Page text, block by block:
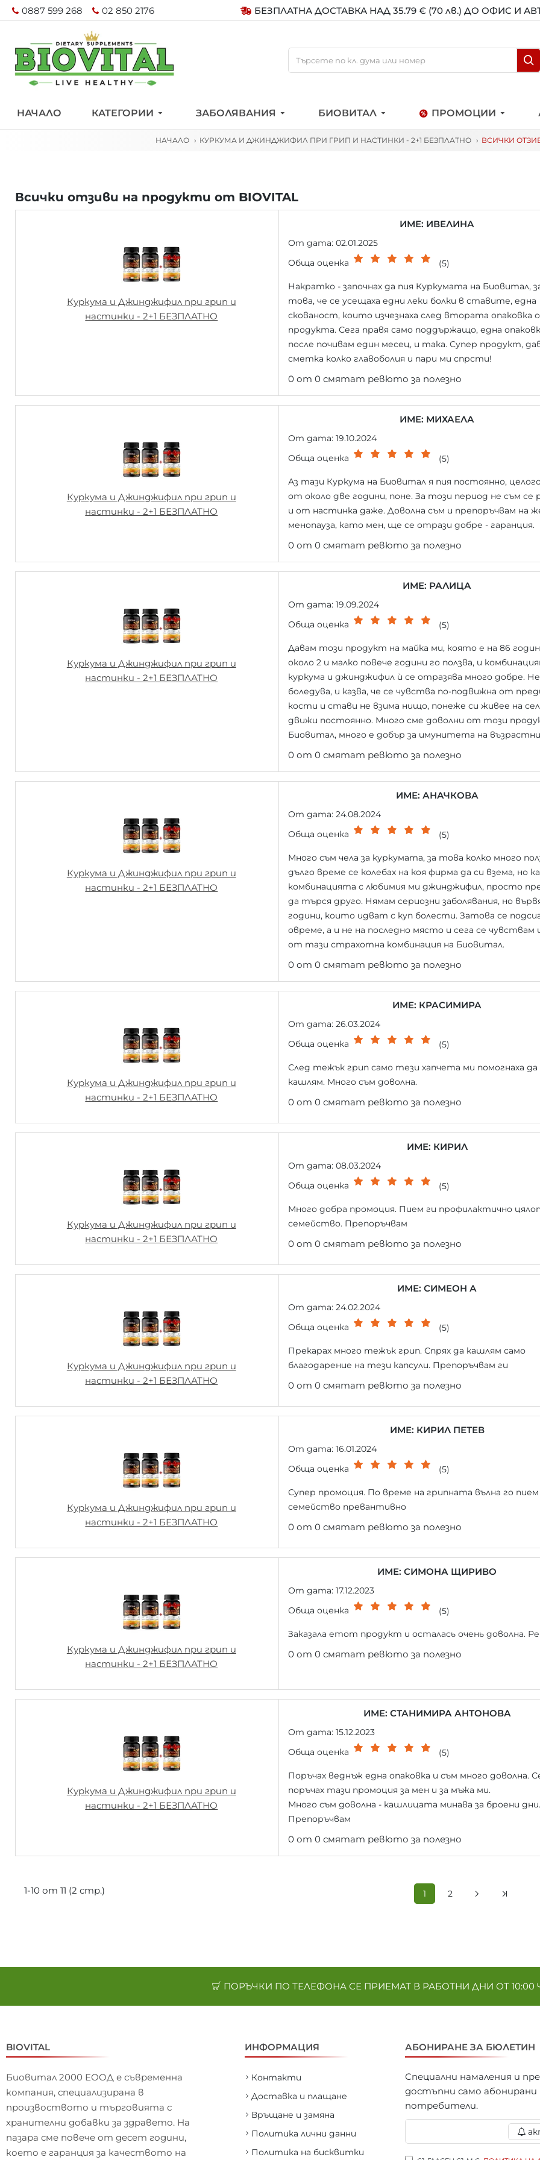
0887 599 268 02 850 2176 БЕЗПЛАТНА ДОСТАВКА НАД 35.79 € (70 лв.) ДО ОФИС И
НАЧАЛО КАТЕГОРИИ ЗАБОЛЯВАНИЯ БИОВИТАЛ ПРОМОЦИИ
НАЧАЛО КУРКУМА И ДЖИНДЖИФИЛ ПРИ ГРИП И НАСТИНКИ - 2+1 БЕЗПЛАТНО ВСИЧКИ
Всички отзиви на продукти от BIOVITAL
Куркума и Джинджифил при грип и
настинки - 2+1 БЕЗПЛАТНО
ИМЕ: ИВЕЛИНА
От дата: 02.01.2025
Обща оценка
(5)
Накратко - започнах да пия Куркумата на Биовитал,
това, че се усещаха едни леки болки в ставите, една
скованост, които изчезнаха след втората опаковка
продукта. Сега правя само поддържащо, една
после почивам един месец, и така. Супер продукт,
сметка колко главоболия и пари ми спрсти!
0 от 0 смятат ревюто за полезно
Куркума и Джинджифил при грип и
настинки - 2+1 БЕЗПЛАТНО
ИМЕ: МИХАЕЛА
От дата: 19.10.2024
Обща оценка
(5)
Аз тази Куркума на Биовитал я пия постоянно,
от около две години, поне. За този период не съм се
и от настинка даже. Доволна съм и препоръчвам на
менопауза, като мен, ще се отрази добре - гаранция.
0 от 0 смятат ревюто за полезно
Куркума и Джинджифил при грип и
настинки - 2+1 БЕЗПЛАТНО
ИМЕ: РАЛИЦА
От дата: 19.09.2024
Обща оценка
(5)
Давам този продукт на майка ми, която е на 86
около 2 и малко повече години го ползва, и
куркума и джинджифил ѝ се отразява много добре. Не
боледува, и казва, че се чувства по-подвижна от
кости и стави не взима нищо, понеже си живее на
движи постоянно. Много сме доволни от този
Биовитал, много е добър за имунитета на
0 от 0 смятат ревюто за полезно
Куркума и Джинджифил при грип и
настинки - 2+1 БЕЗПЛАТНО
ИМЕ: АНАЧКОВА
От дата: 24.08.2024
Обща оценка
(5)
Много съм чела за куркумата, за това колко много
дълго време се колебах на коя фирма да си взема, но
комбинацията с любимия ми джинджифил, просто
да търся друго. Нямам сериозни заболявания, но
години, които идват с куп болести. Затова се
овреме, а и не на последно място и сега се чувствам
от тази страхотна комбинация на Биовитал.
0 от 0 смятат ревюто за полезно
Куркума и Джинджифил при грип и
настинки - 2+1 БЕЗПЛАТНО
ИМЕ: КРАСИМИРА
От дата: 26.03.2024
Обща оценка
(5)
След тежък грип само тези хапчета ми помогнаха да
кашлям. Много съм доволна.
0 от 0 смятат ревюто за полезно
Куркума и Джинджифил при грип и
настинки - 2+1 БЕЗПЛАТНО
ИМЕ: КИРИЛ
От дата: 08.03.2024
Обща оценка
(5)
Много добра промоция. Пием ги профилактично
семейство. Препоръчвам
0 от 0 смятат ревюто за полезно
Куркума и Джинджифил при грип и
настинки - 2+1 БЕЗПЛАТНО
ИМЕ: СИМЕОН А
От дата: 24.02.2024
Обща оценка
(5)
Прекарах много тежък грип. Спрях да кашлям само
благодарение на тези капсули. Препоръчвам ги
0 от 0 смятат ревюто за полезно
Куркума и Джинджифил при грип и
настинки - 2+1 БЕЗПЛАТНО
ИМЕ: КИРИЛ ПЕТЕВ
От дата: 16.01.2024
Обща оценка
(5)
Супер промоция. По време на грипната вълна го
семейство превантивно
0 от 0 смятат ревюто за полезно
Куркума и Джинджифил при грип и
настинки - 2+1 БЕЗПЛАТНО
ИМЕ: СИМОНА ЩИРИВО
От дата: 17.12.2023
Обща оценка
(5)
Заказала етот продукт и осталась очень доволна.
0 от 0 смятат ревюто за полезно
Куркума и Джинджифил при грип и
настинки - 2+1 БЕЗПЛАТНО
ИМЕ: СТАНИМИРА АНТОНОВА
От дата: 15.12.2023
Обща оценка
(5)
Поръчах веднъж една опаковка и съм много доволна.
поръчах тази промоция за мен и за мъжа ми.
Много съм доволна - кашлицата минава за броени дни.
Препоръчвам
0 от 0 смятат ревюто за полезно
1-10 от 11 (2 стр.) 1 2
ПОРЪЧКИ ПО ТЕЛЕФОНА СЕ ПРИЕМАТ В РАБОТНИ ДНИ ОТ 10:00
BIOVITAL
Биовитал 2000 ЕООД е съвременна
компания, специализирана в
произвоството и търговията с
хранителни добавки за здравето. На
пазара сме повече от десет години,
което е гаранция за качеството на
ИНФОРМАЦИЯ
Контакти
Доставка и плащане
Връщане и замяна
Политика лични данни
Политика на бисквитки
АБОНИРАНЕ ЗА БЮЛЕТИН
Специални намаления и
достъпни само абонирани
потребители.